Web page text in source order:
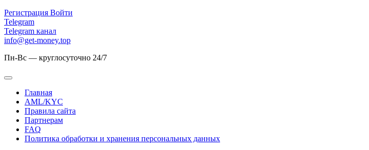
Регистрация Войти
Telegram
Telegram канал
info@get-money.top
Пн-Вс — круглосуточно 24/7
Главная
AML/KYC
Правила сайта
Партнерам
FAQ
Политика обработки и хранения персональных данных